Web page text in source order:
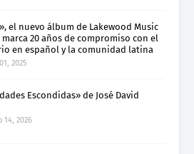
el nuevo álbum de Lakewood Music
marca 20 años de compromiso con el
en español y la comunidad latina
2025
Escondidas» de José David
14, 2026